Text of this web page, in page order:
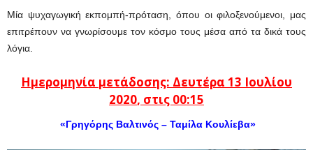
Μία ψυχαγωγική εκπομπή-πρόταση, όπου οι φιλοξενούμενοι, μας
επιτρέπουν να γνωρίσουμε τον κόσμο τους μέσα από τα δικά τους
λόγια.
Ημερομηνία μετάδοσης: Δευτέρα 13 Ιουλίου
2020, στις 00:15
«Γρηγόρης Βαλτινός – Ταμίλα Κουλίεβα»